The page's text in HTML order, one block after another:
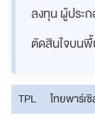
ลงทุน ผู้ประ
ตัดสินใจบนพื้
TPL ไทยพาร์เ